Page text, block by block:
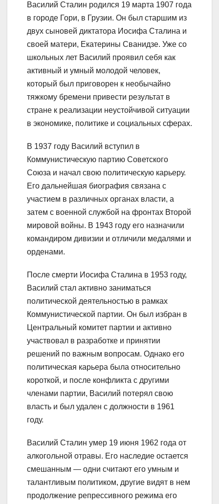
Василий Сталин родился 19 марта 1907 года
в городе Гори, в Грузии. Он был старшим из
двух сыновей диктатора Иосифа Сталина и
своей матери, Екатерины Сванидзе. Уже со
школьных лет Василий проявил себя как
активный и умный молодой человек,
который был приговорен к необычайно
тяжкому бремени привести результат в
стране к реализации неустойчивой ситуации
в экономике, политике и социальных сферах.
В 1937 году Василий вступил в
Коммунистическую партию Советского
Союза и начал свою политическую карьеру.
Его дальнейшая биография связана с
участием в различных органах власти, а
затем с военной службой на фронтах Второй
мировой войны. В 1943 году его назначили
командиром дивизии и отличили медалями и
орденами.
После смерти Иосифа Сталина в 1953 году,
Василий стал активно заниматься
политической деятельностью в рамках
Коммунистической партии. Он был избран в
Центральный комитет партии и активно
участвовал в разработке и принятии
решений по важным вопросам. Однако его
политическая карьера была относительно
короткой, и после конфликта с другими
членами партии, Василий потерял свою
власть и был удален с должности в 1961
году.
Василий Сталин умер 19 июня 1962 года от
алкогольной отравы. Его наследие остается
смешанным — одни считают его умным и
талантливым политиком, другие видят в нем
продолжение репрессивного режима его